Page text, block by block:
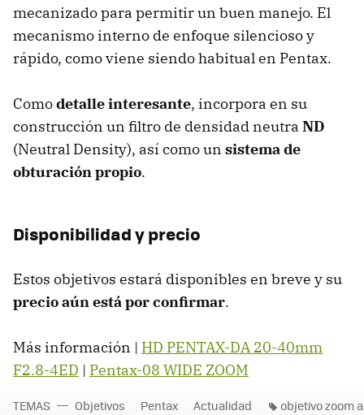
mecanizado para permitir un buen manejo. El
mecanismo interno de enfoque silencioso y
rápido, como viene siendo habitual en Pentax.
Comodetalle interesante, incorpora en su
construcción un filtro de densidad neutra ND
(Neutral Density), así como un sistema de
obturación propio.
Disponibilidad y precio
Estos objetivos estará disponibles en breve y su
precio aún está por confirmar.
Más información | HD PENTAX-DA 20-40mm
F2.8-4ED | Pentax-08 WIDE ZOOM
TEMAS Objetivos Pentax Actualidad objetivo zoom